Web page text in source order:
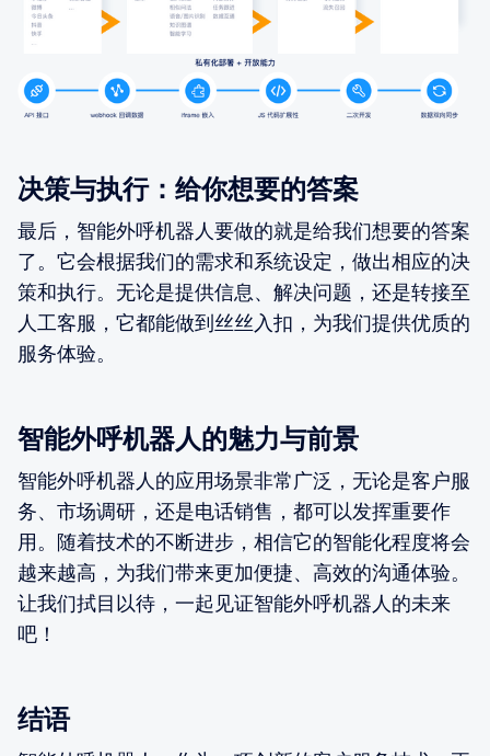
决策与执行：给你想要的答案
最后，智能外呼机器人要做的就是给我们想要的答案
了。它会根据我们的需求和系统设定，做出相应的决
策和执行。无论是提供信息、解决问题，还是转接至
人工客服，它都能做到丝丝入扣，为我们提供优质的
服务体验。
智能外呼机器人的魅力与前景
智能外呼机器人的应用场景非常广泛，无论是客户服
务、市场调研，还是电话销售，都可以发挥重要作
用。随着技术的不断进步，相信它的智能化程度将会
越来越高，为我们带来更加便捷、高效的沟通体验。
让我们拭目以待，一起见证智能外呼机器人的未来
吧！
结语